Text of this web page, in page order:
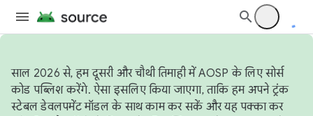
साल 2026 से, हम दूसरी और चौथी तिमाही में AOSP के लिए सोर्स
कोड पब्लिश करेंगे. ऐसा इसलिए किया जाएगा, ताकि हम अपने ट्रंक
स्टेबल डेवलपमेंट मॉडल के साथ काम कर सकें और यह पक्का कर